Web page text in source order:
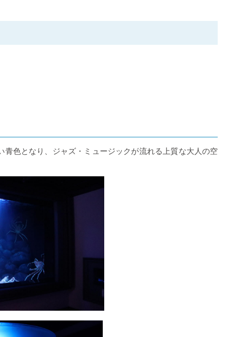
色となり、ジャズ・ミュージックが流れる上質な大人の空